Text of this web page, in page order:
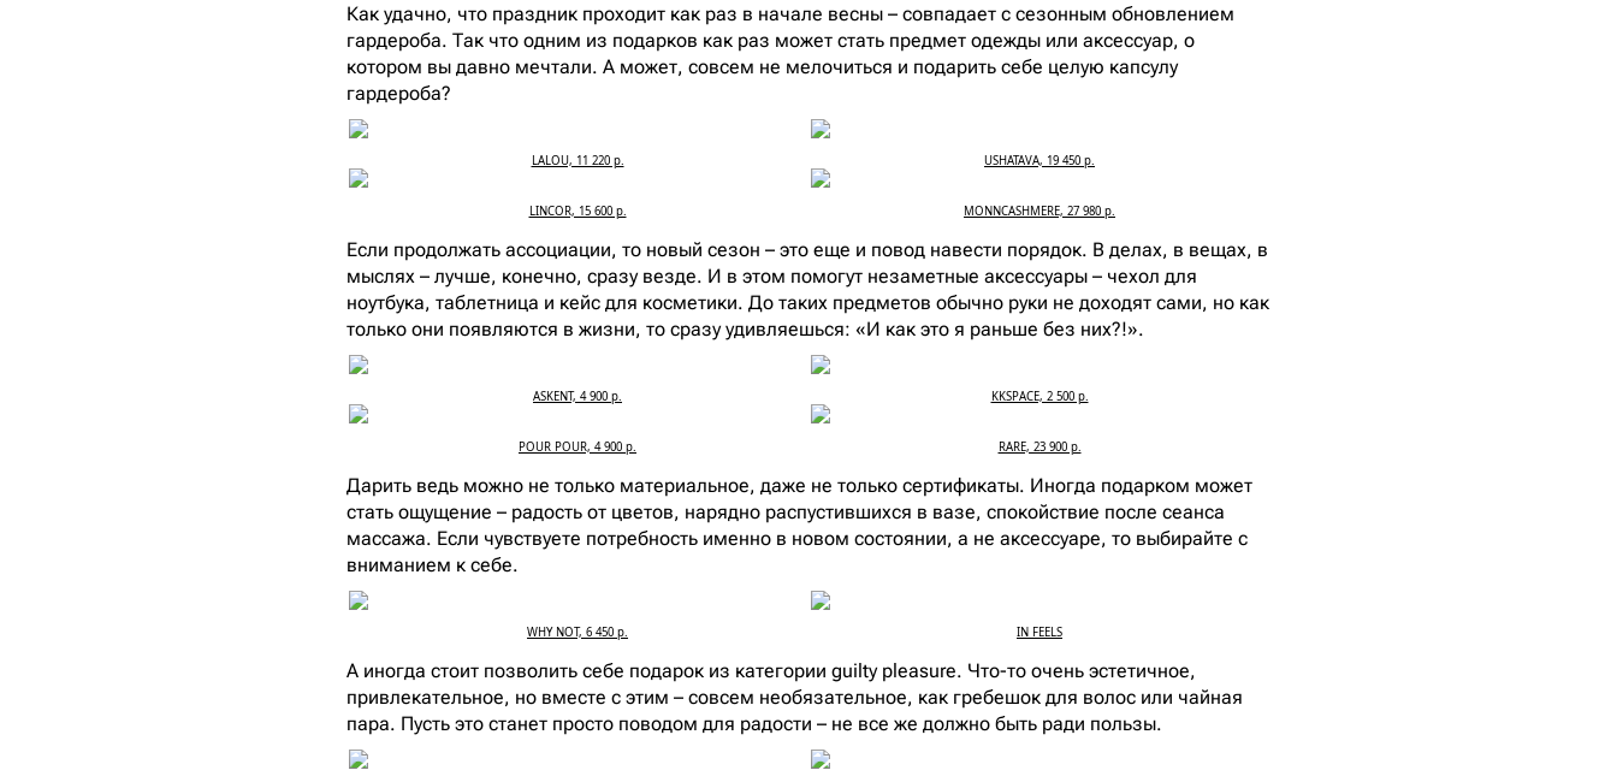
Как удачно, что праздник проходит как раз в начале весны – совпадает с сезонным обновлением
гардероба. Так что одним из подарков как раз может стать предмет одежды или аксессуар, о
котором вы давно мечтали. А может, совсем не мелочиться и подарить себе целую капсулу
гардероба?
LALOU, 11 220 р. USHATAVA, 19 450 р.
LINCOR, 15 600 р. MONNCASHMERE, 27 980 р.
Если продолжать ассоциации, то новый сезон – это еще и повод навести порядок. В делах, в вещах, в
мыслях – лучше, конечно, сразу везде. И в этом помогут незаметные аксессуары – чехол для
ноутбука, таблетница и кейс для косметики. До таких предметов обычно руки не доходят сами, но как
только они появляются в жизни, то сразу удивляешься: «И как это я раньше без них?!».
ASKENT, 4 900 р. KKSPACE, 2 500 р.
POUR POUR, 4 900 р. RARE, 23 900 р.
Дарить ведь можно не только материальное, даже не только сертификаты. Иногда подарком может
стать ощущение – радость от цветов, нарядно распустившихся в вазе, спокойствие после сеанса
массажа. Если чувствуете потребность именно в новом состоянии, а не аксессуаре, то выбирайте с
вниманием к себе.
WHY NOT, 6 450 р. IN FEELS
А иногда стоит позволить себе подарок из категории guilty pleasure. Что-то очень эстетичное,
привлекательное, но вместе с этим – совсем необязательное, как гребешок для волос или чайная
пара. Пусть это станет просто поводом для радости – не все же должно быть ради пользы.